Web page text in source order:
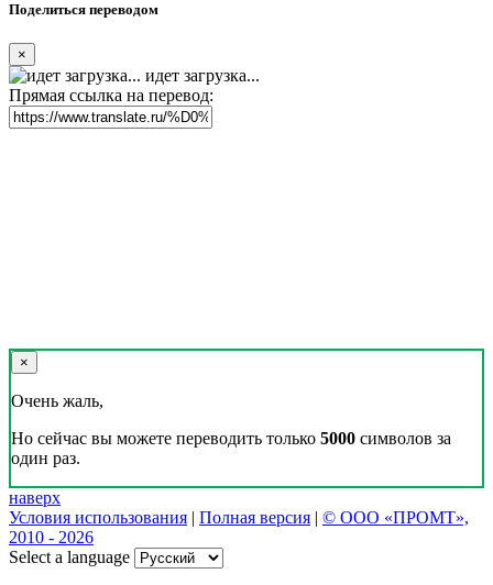
Поделиться переводом
×
идет загрузка...
Прямая ссылка на перевод:
×
Очень жаль,
Но сейчас вы можете переводить только 5000 символов за
один раз.
наверх
Условия использования | Полная версия | © ООО «ПРОМТ»,
2010 - 2026
Select a language